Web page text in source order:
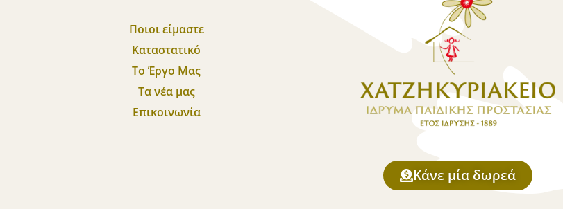
Ποιοι είμαστε
Καταστατικό
Το Έργο Μας
Τα νέα μας
Επικοινωνία
Κάνε μία δωρεά